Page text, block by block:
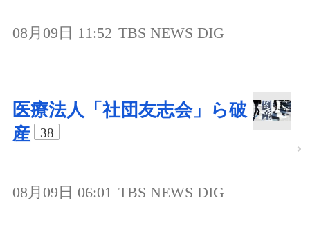
08月09日 11:52 TBS NEWS DIG
医療法人「社団友志会」ら破
産
38
08月09日 06:01 TBS NEWS DIG